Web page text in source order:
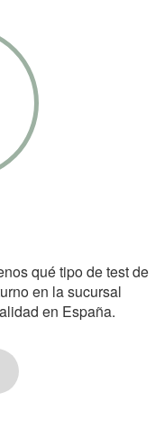
qué tipo de test de
en la sucursal
en España.